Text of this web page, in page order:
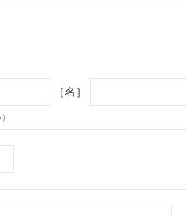
［名］